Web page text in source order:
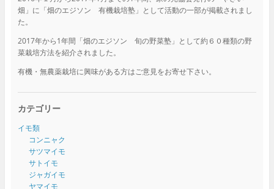
畑」に「畑のエジソン 有機栽培塾」として活動の一部が掲載されまし
た。
2017年から1年間「畑のエジソン 旬の野菜塾」として約６０種類の野
菜栽培方法を紹介されました。
有機・無農薬栽培に興味がある方はご意見をお寄せ下さい。
カテゴリー
イモ類
コンニャク
サツマイモ
サトイモ
ジャガイモ
ヤマイモ